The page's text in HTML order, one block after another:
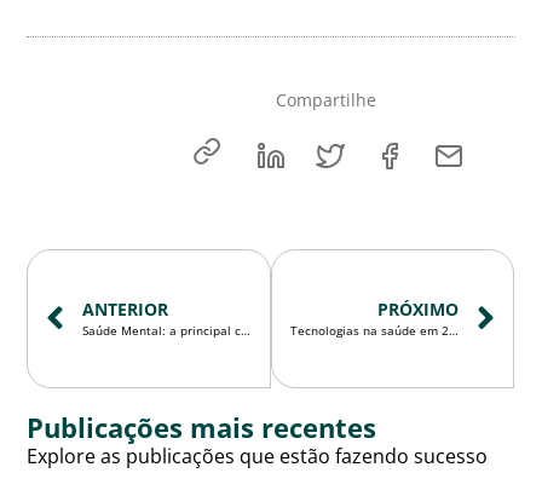
Compartilhe
ANTERIOR
Saúde Mental: a principal causa de afastamento de colaboradores e o alerta do Janeiro Branco
PRÓXIMO
Tecnologias na saúde em 2026: tendências e próximos passos da transformação digital do setor
Publicações mais recentes
Explore as publicações que estão fazendo sucesso